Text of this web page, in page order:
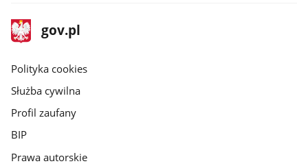
stopka
gov.pl
Strona
gov.pl
gov.pl
Polityka cookies
Służba cywilna
Profil zaufany
BIP
Prawa autorskie